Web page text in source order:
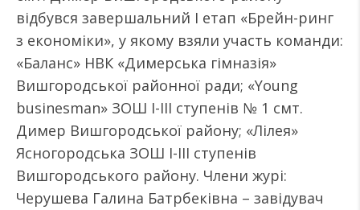
відбувся завершальний І етап «Брейн-ринг
з економіки», у якому взяли участь команди:
«Баланс» НВК «Димерська гімназія»
Вишгородської районної ради; «Young
businesman» ЗОШ І-ІІІ ступенів № 1 смт.
Димер Вишгородської району; «Лілея»
Ясногородська ЗОШ І-ІІІ ступенів
Вишгородського району. Члени журі:
Черушева Галина Батрбеківна – завідувач